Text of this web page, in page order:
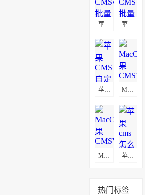
苹果CMS批量替换播放地址及图片地址方法
苹果cms怎么更换logo
热门标签